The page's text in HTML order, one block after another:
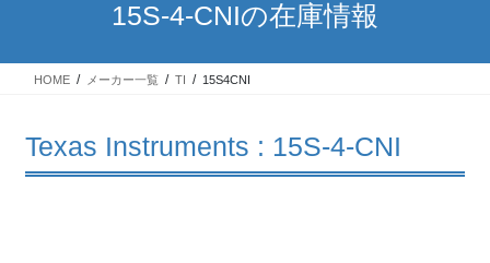
15S-4-CNIの在庫情報
HOME メーカー一覧 TI 15S4CNI
Texas Instruments : 15S-4-CNI